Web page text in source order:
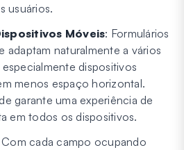
usuários.
Móveis: Formulários
adaptam naturalmente a vários
dispositivos
menos espaço horizontal.
garante uma experiência de
em todos os dispositivos.
Com cada campo ocupando